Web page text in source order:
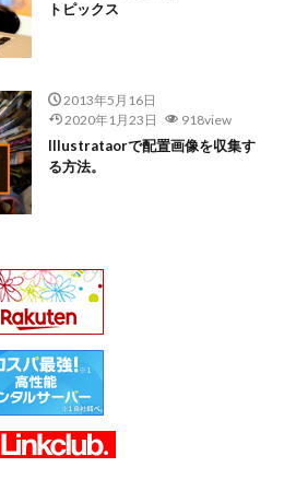
トピックス
2013年5月16日
2020年1月23日
918view
Illustrataorで配置画像を収集す
る方法。